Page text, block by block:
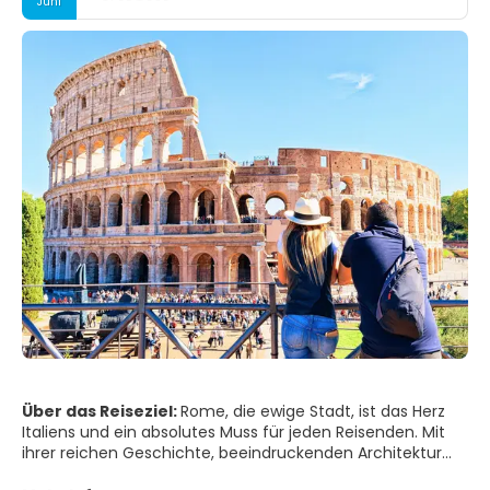
Über das Reiseziel:Rome, die ewige Stadt, ist das Herz
Italiens und ein absolutes Muss für jeden Reisenden. Mit
ihrer reichen Geschichte, beeindruckenden Architektur